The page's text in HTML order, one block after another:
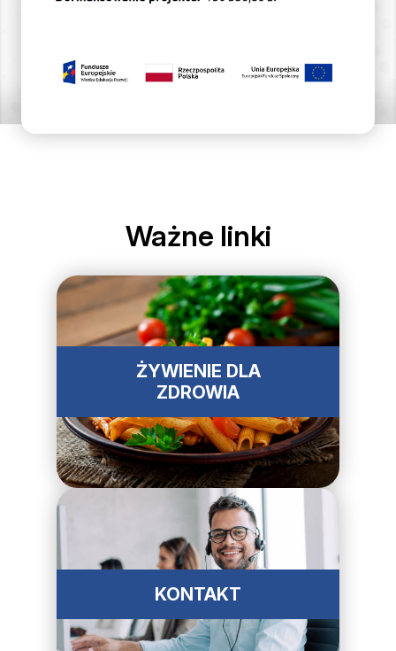
Ważne linki
ŻYWIENIE DLA
ZDROWIA
KONTAKT